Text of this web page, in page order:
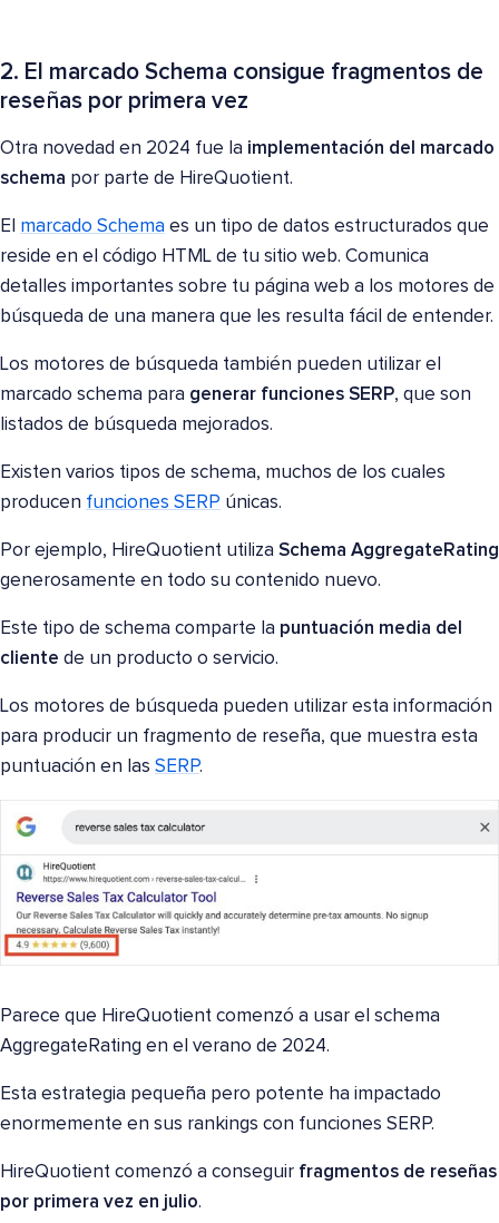
2. El marcado Schema consigue fragmentos de
reseñas por primera vez
Otra novedad en 2024 fue la implementación del marcado
schema por parte de HireQuotient.
El marcado Schema es un tipo de datos estructurados que
reside en el código HTML de tu sitio web. Comunica
detalles importantes sobre tu página web a los motores de
búsqueda de una manera que les resulta fácil de entender.
Los motores de búsqueda también pueden utilizar el
marcado schema para generar funciones SERP, que son
listados de búsqueda mejorados.
Existen varios tipos de schema, muchos de los cuales
producen funciones SERP únicas.
Por ejemplo, HireQuotient utiliza Schema AggregateRating
generosamente en todo su contenido nuevo.
Este tipo de schema comparte la puntuación media del
cliente de un producto o servicio.
Los motores de búsqueda pueden utilizar esta información
para producir un fragmento de reseña, que muestra esta
puntuación en las SERP.
Parece que HireQuotient comenzó a usar el schema
AggregateRating en el verano de 2024.
Esta estrategia pequeña pero potente ha impactado
enormemente en sus rankings con funciones SERP.
HireQuotient comenzó a conseguir fragmentos de reseñas
por primera vez en julio.